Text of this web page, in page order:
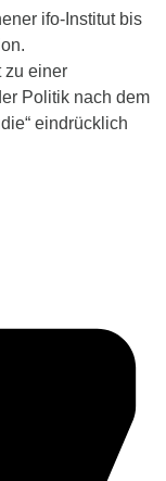
ifo-Institut bis
zu einer
Politik nach dem
eindrücklich